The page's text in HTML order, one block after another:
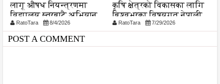
लागू औषध नियन्त्रणमा
विद्यालय स्तरबाटै अभियान
शुरुRatoTara 8/4/2026
कृषि क्षेत्रको विकासका लागि
बिश्वभरका विषयगत नेपाली
विज्ञहरूको पहिचान र परिचालन
अत्यन्त आवश्यक : मन्त्री
चौधरी
RatoTara 7/29/2026
POST A COMMENT